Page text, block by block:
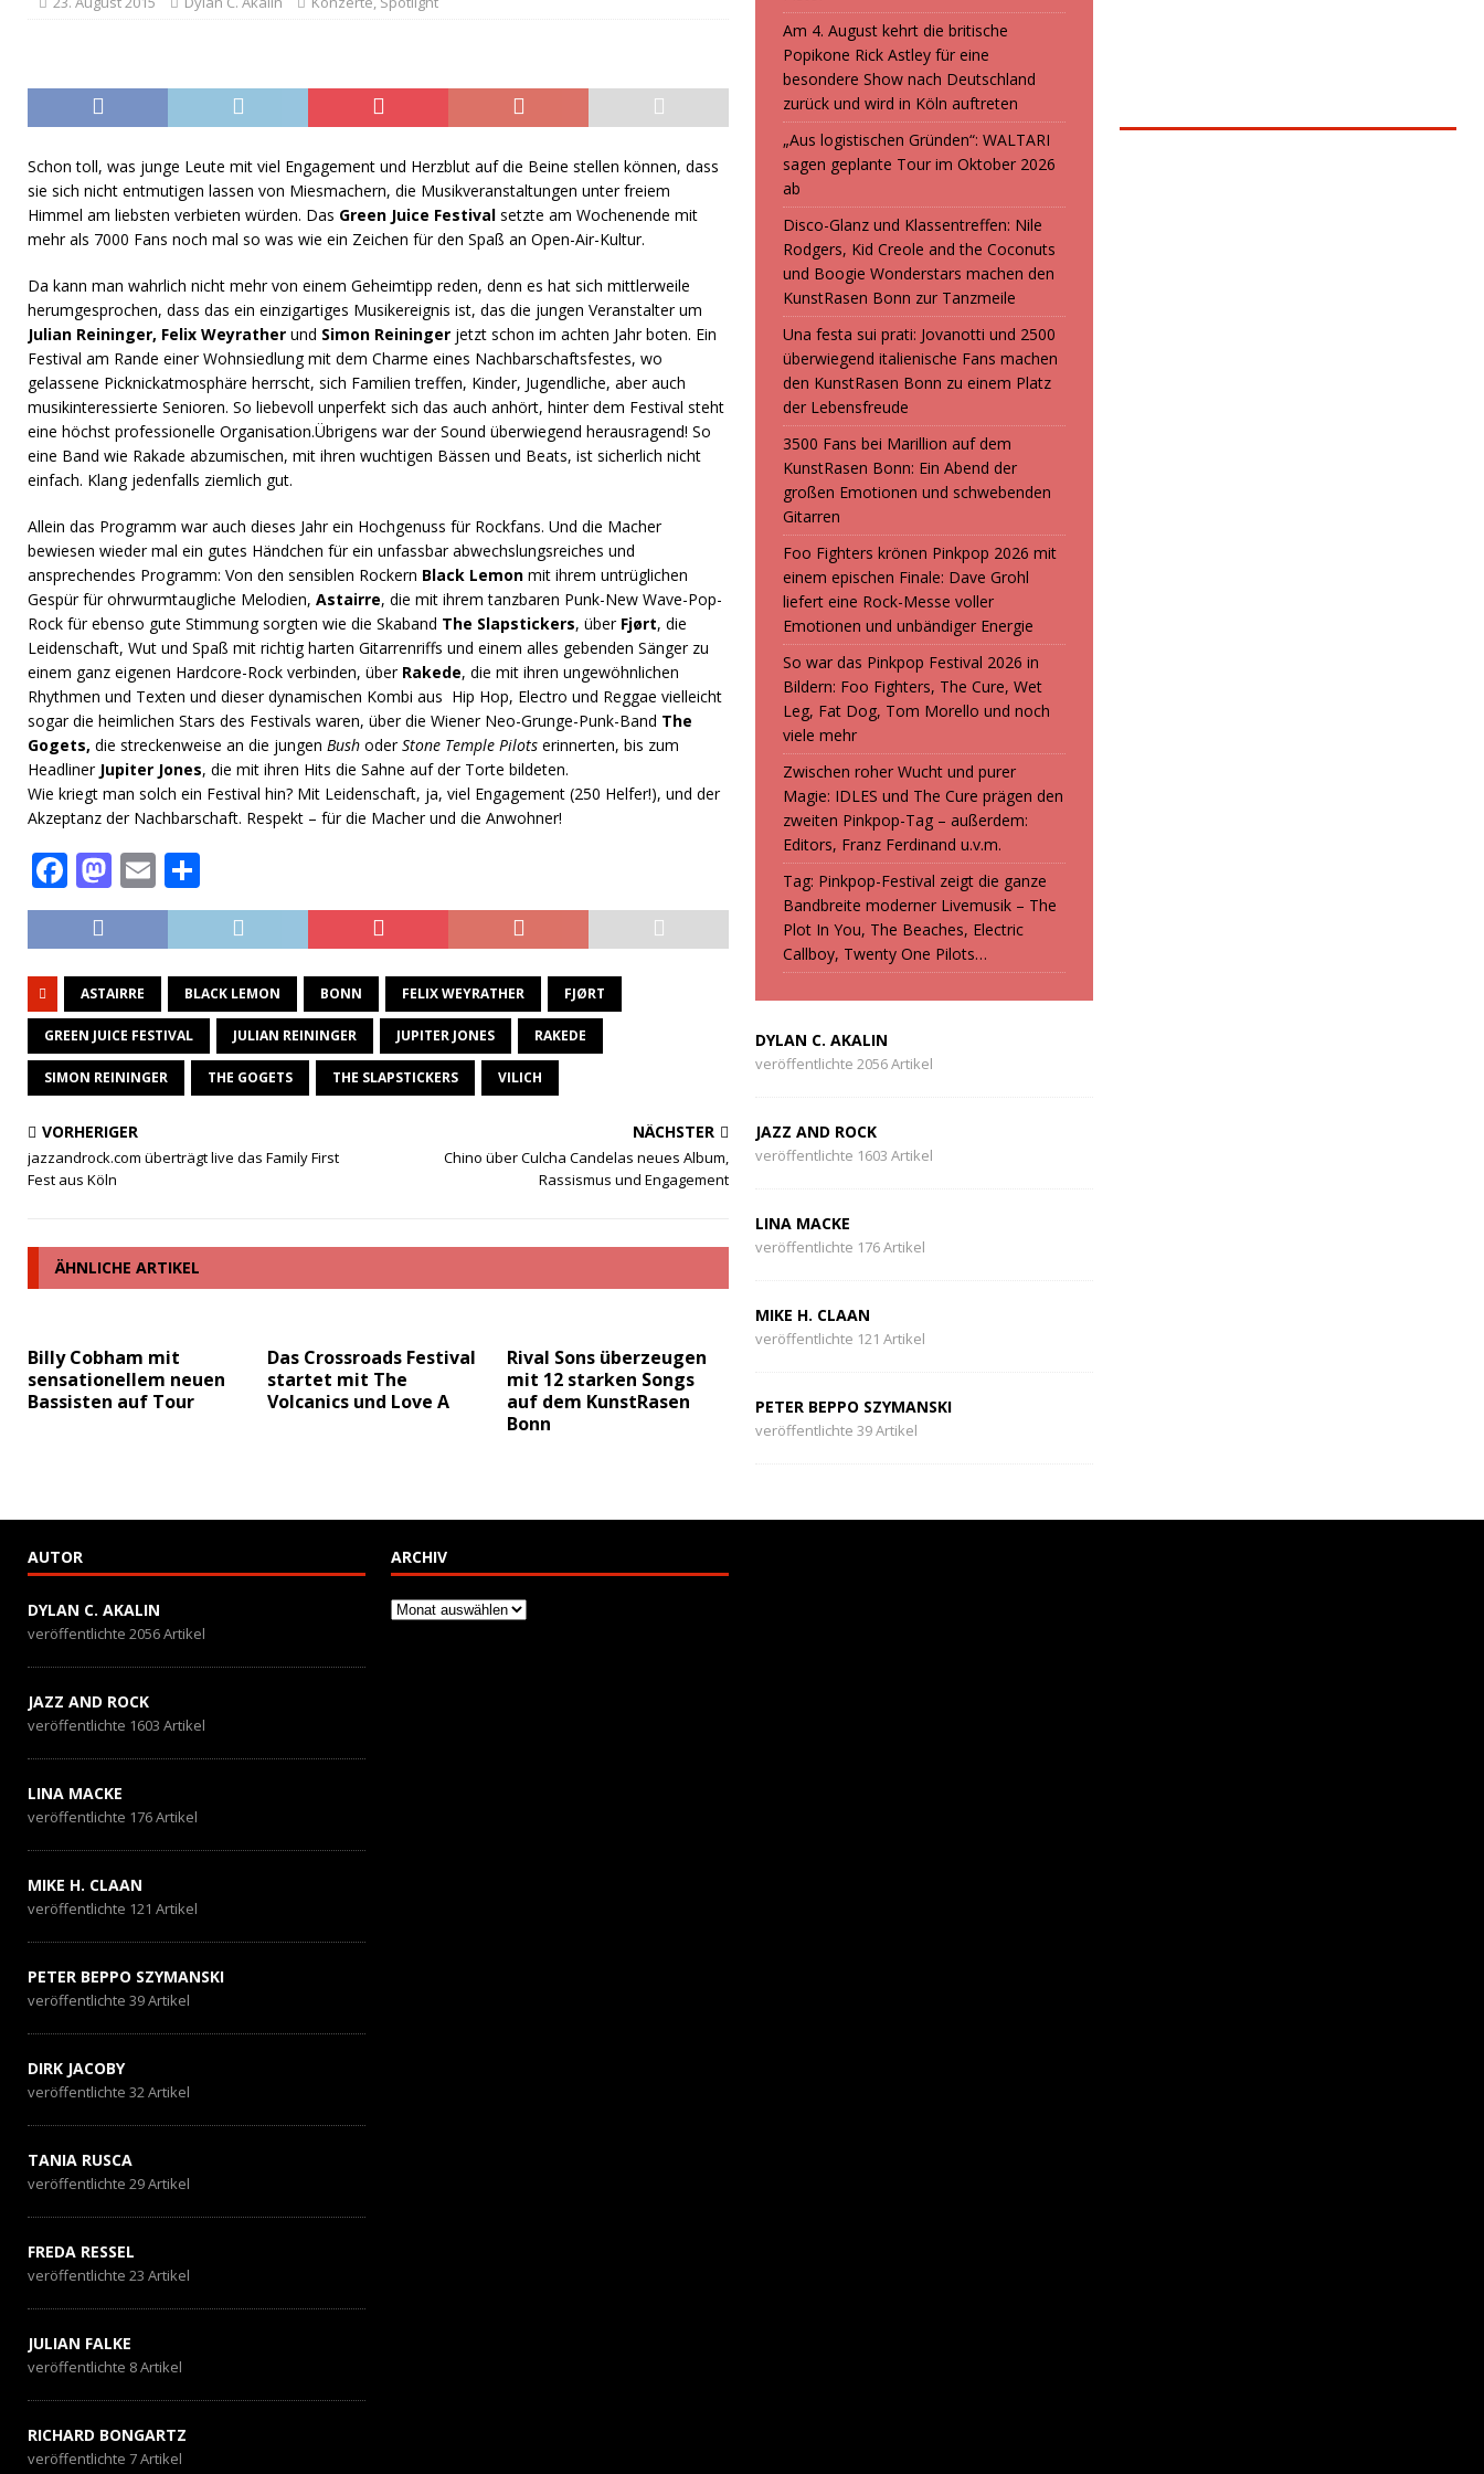
Schon toll, was junge Leute mit viel Engagement und Herzblut auf die Beine stellen können, dass
sie sich nicht entmutigen lassen von Miesmachern, die Musikveranstaltungen unter freiem
Himmel am liebsten verbieten würden. Das Green Juice Festival setzte am Wochenende mit
mehr als 7000 Fans noch mal so was wie ein Zeichen für den Spaß an Open-Air-Kultur.
Da kann man wahrlich nicht mehr von einem Geheimtipp reden, denn es hat sich mittlerweile
herumgesprochen, dass das ein einzigartiges Musikereignis ist, das die jungen Veranstalter um
Julian Reininger, Felix Weyrather und Simon Reininger jetzt schon im achten Jahr boten. Ein
Festival am Rande einer Wohnsiedlung mit dem Charme eines Nachbarschaftsfestes, wo
gelassene Picknickatmosphäre herrscht, sich Familien treffen, Kinder, Jugendliche, aber auch
musikinteressierte Senioren. So liebevoll unperfekt sich das auch anhört, hinter dem Festival steht
eine höchst professionelle Organisation.Übrigens war der Sound überwiegend herausragend! So
eine Band wie Rakade abzumischen, mit ihren wuchtigen Bässen und Beats, ist sicherlich nicht
einfach. Klang jedenfalls ziemlich gut.
Allein das Programm war auch dieses Jahr ein Hochgenuss für Rockfans. Und die Macher
bewiesen wieder mal ein gutes Händchen für ein unfassbar abwechslungsreiches und
ansprechendes Programm: Von den sensiblen Rockern Black Lemon mit ihrem untrüglichen
Gespür für ohrwurmtaugliche Melodien, Astairre, die mit ihrem tanzbaren Punk-New Wave-Pop-
Rock für ebenso gute Stimmung sorgten wie die Skaband The Slapstickers, über Fjørt, die
Leidenschaft, Wut und Spaß mit richtig harten Gitarrenriffs und einem alles gebenden Sänger zu
einem ganz eigenen Hardcore-Rock verbinden, über Rakede, die mit ihren ungewöhnlichen
Rhythmen und Texten und dieser dynamischen Kombi aus Hip Hop, Electro und Reggae vielleicht
sogar die heimlichen Stars des Festivals waren, über die Wiener Neo-Grunge-Punk-Band The
Gogets, die streckenweise an die jungen Bush oderStone Temple Pilots erinnerten, bis zum
Headliner Jupiter Jones, die mit ihren Hits die Sahne auf der Torte bildeten.
Wie kriegt man solch ein Festival hin? Mit Leidenschaft, ja, viel Engagement (250 Helfer!), und der
Akzeptanz der Nachbarschaft. Respekt – für die Macher und die Anwohner!
F
a
c
e
b
o
o
k
M
a
st
o
d
o
n
E
m
ai
l
ei
le
n
ASTAIRRE BLACK LEMON BONN FELIX WEYRATHER FJØRT
GREEN JUICE FESTIVAL JULIAN REININGER JUPITER JONES RAKEDE
SIMON REININGER THE GOGETS THE SLAPSTICKERS VILICH
VORHERIGER
jazzandrock.com überträgt live das Family First
Fest aus Köln
NÄCHSTER
Chino über Culcha Candelas neues Album,
Rassismus und Engagement
ÄHNLICHE ARTIKEL
Billy Cobham mit
sensationellem neuen
Bassisten auf Tour
Das Crossroads Festival
startet mit The
Volcanics und Love A
Rival Sons überzeugen
mit 12 starken Songs
auf dem KunstRasen
Bonn
Am 4. August kehrt die britische
Popikone Rick Astley für eine
besondere Show nach Deutschland
zurück und wird in Köln auftreten
„Aus logistischen Gründen“: WALTARI
sagen geplante Tour im Oktober 2026
ab
Disco-Glanz und Klassentreffen: Nile
Rodgers, Kid Creole and the Coconuts
und Boogie Wonderstars machen den
KunstRasen Bonn zur Tanzmeile
Una festa sui prati: Jovanotti und 2500
überwiegend italienische Fans machen
den KunstRasen Bonn zu einem Platz
der Lebensfreude
3500 Fans bei Marillion auf dem
KunstRasen Bonn: Ein Abend der
großen Emotionen und schwebenden
Gitarren
Foo Fighters krönen Pinkpop 2026 mit
einem epischen Finale: Dave Grohl
liefert eine Rock-Messe voller
Emotionen und unbändiger Energie
So war das Pinkpop Festival 2026 in
Bildern: Foo Fighters, The Cure, Wet
Leg, Fat Dog, Tom Morello und noch
viele mehr
Zwischen roher Wucht und purer
Magie: IDLES und The Cure prägen den
zweiten Pinkpop-Tag – außerdem:
Editors, Franz Ferdinand u.v.m.
Tag: Pinkpop-Festival zeigt die ganze
Bandbreite moderner Livemusik – The
Plot In You, The Beaches, Electric
Callboy, Twenty One Pilots…
DYLAN C. AKALIN
veröffentlichte 2056 Artikel
JAZZ AND ROCK
veröffentlichte 1603 Artikel
LINA MACKE
veröffentlichte 176 Artikel
MIKE H. CLAAN
veröffentlichte 121 Artikel
PETER BEPPO SZYMANSKI
veröffentlichte 39 Artikel
AUTOR
DYLAN C. AKALIN
veröffentlichte 2056 Artikel
JAZZ AND ROCK
veröffentlichte 1603 Artikel
LINA MACKE
veröffentlichte 176 Artikel
MIKE H. CLAAN
veröffentlichte 121 Artikel
PETER BEPPO SZYMANSKI
veröffentlichte 39 Artikel
DIRK JACOBY
veröffentlichte 32 Artikel
TANIA RUSCA
veröffentlichte 29 Artikel
FREDA RESSEL
veröffentlichte 23 Artikel
JULIAN FALKE
veröffentlichte 8 Artikel
RICHARD BONGARTZ
veröffentlichte 7 Artikel
ARCHIV
Archiv